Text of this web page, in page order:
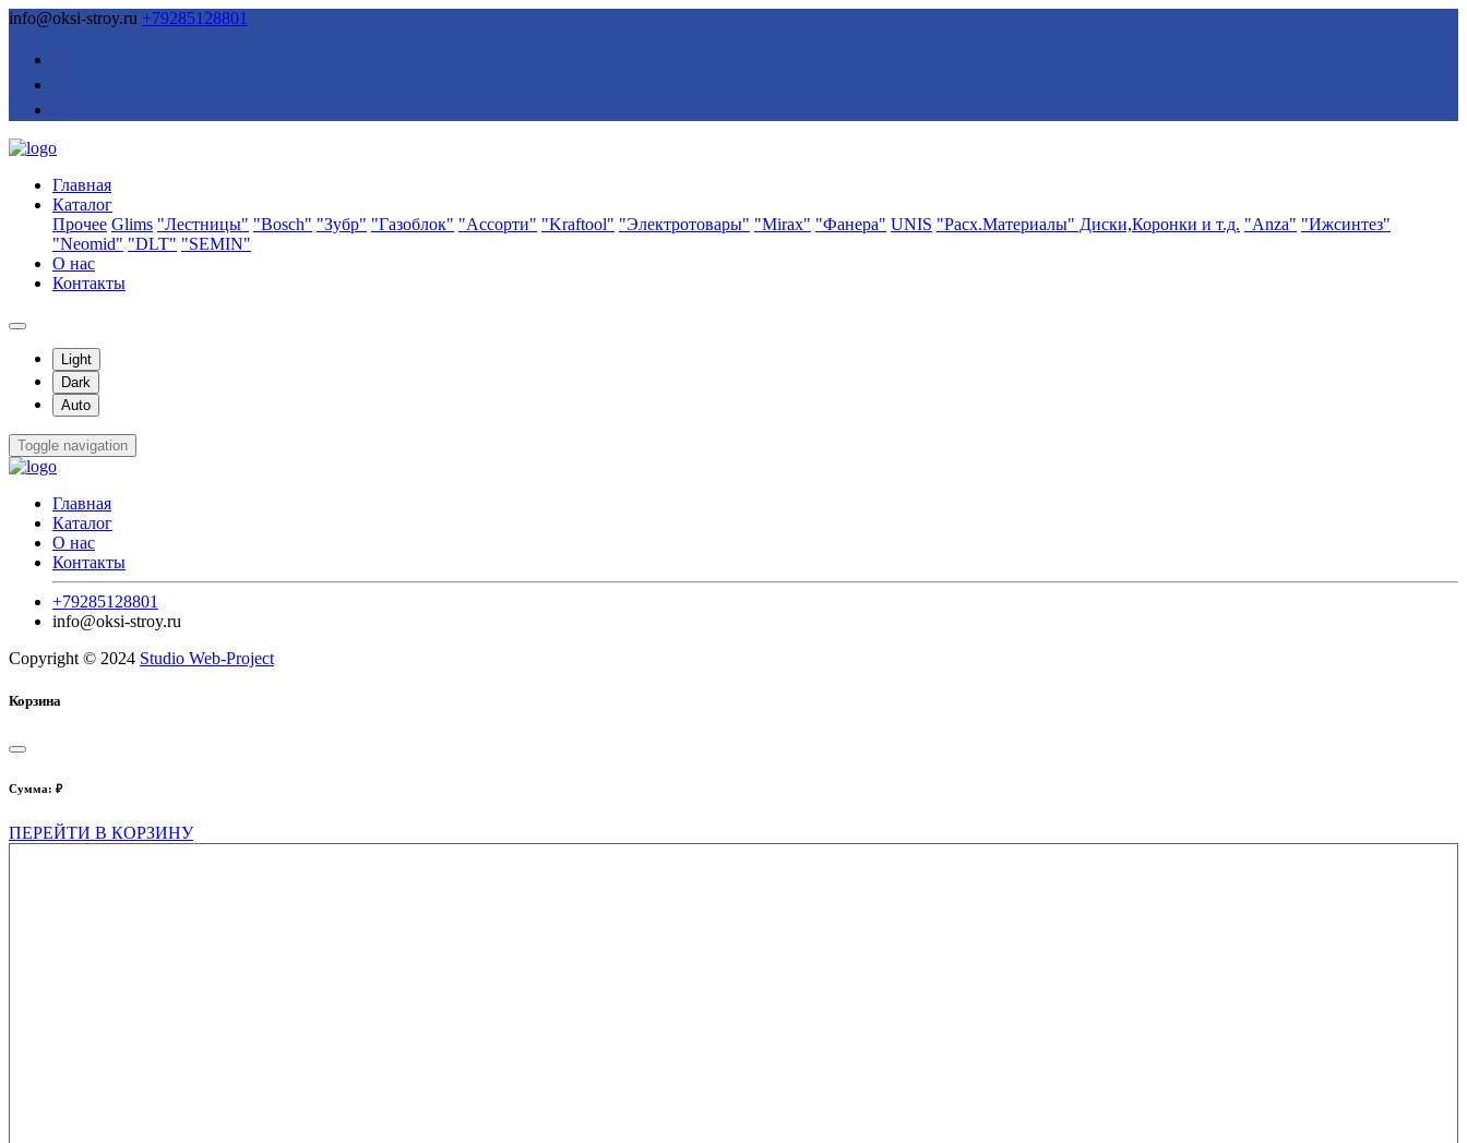
info@oksi-stroy.ru +79285128801
Главная
Каталог
Прочее Glims "Лестницы" "Bosch" "Зубр" "Газоблок" "Ассорти" "Kraftool" "Электротовары" "Mirax" "Фанера" UNIS "Расх.Материалы" Диски,Коронки и т.д. "Anza" "Ижсинтез"
"Neomid" "DLT" "SEMIN"
О нас
Контакты
Light
Dark
Auto
Toggle navigation
Главная
Каталог
О нас
Контакты
+79285128801
info@oksi-stroy.ru
Copyright © 2024 Studio Web-Project
Корзина
Сумма: ₽
ПЕРЕЙТИ В КОРЗИНУ